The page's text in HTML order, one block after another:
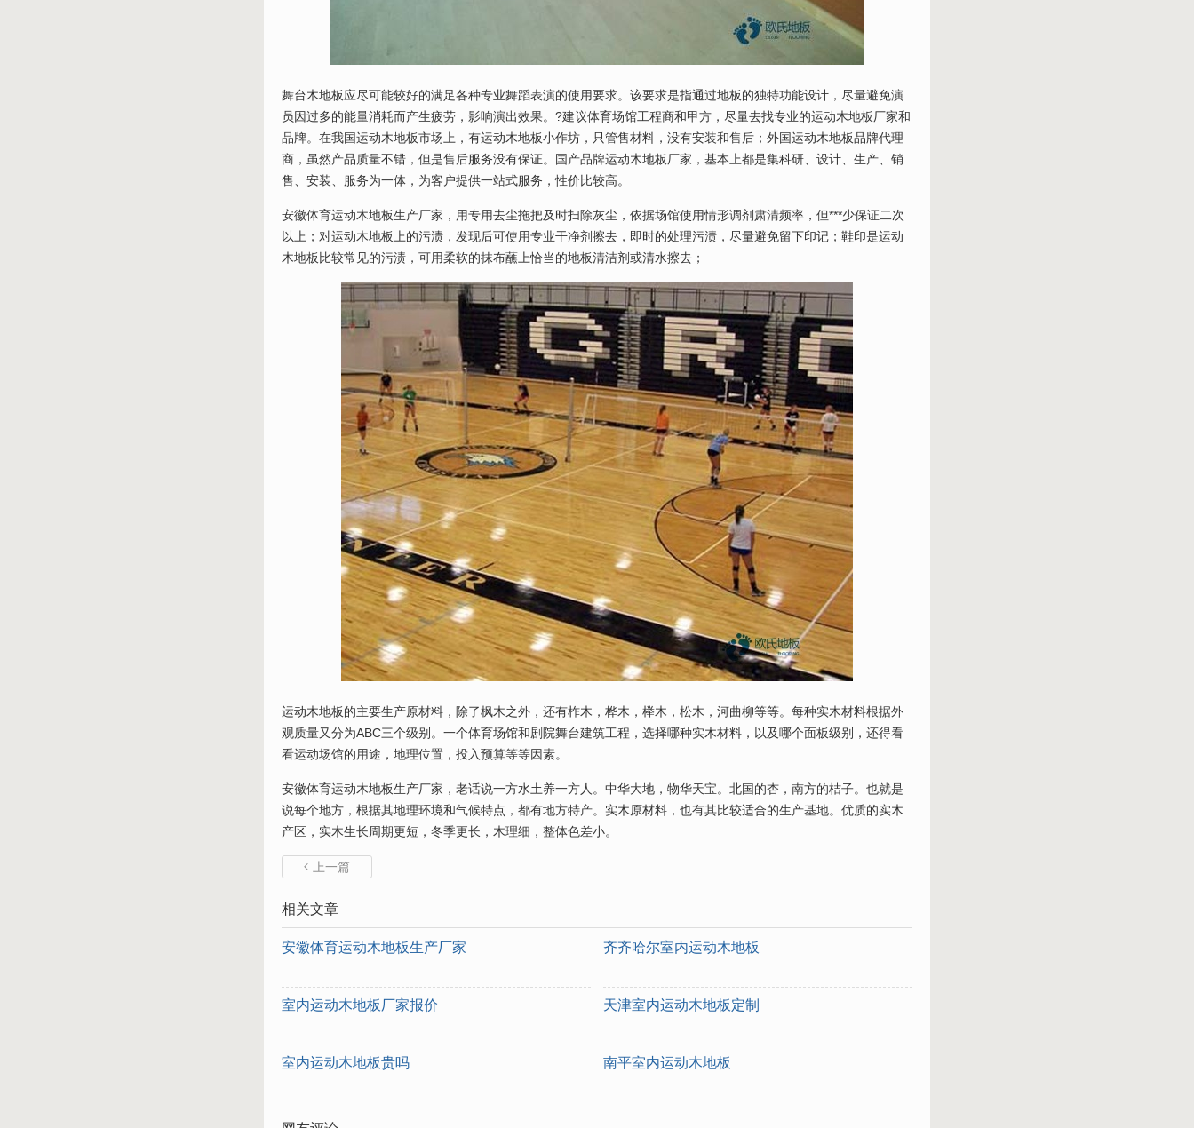
舞台木地板应尽可能较好的满足各种专业舞蹈表演的使用要求。该要求是指通过地板的独特功能设计，尽量避免演
员因过多的能量消耗而产生疲劳，影响演出效果。?建议体育场馆工程商和甲方，尽量去找专业的运动木地板厂家和
品牌。在我国运动木地板市场上，有运动木地板小作坊，只管售材料，没有安装和售后；外国运动木地板品牌代理
商，虽然产品质量不错，但是售后服务没有保证。国产品牌运动木地板厂家，基本上都是集科研、设计、生产、销
售、安装、服务为一体，为客户提供一站式服务，性价比较高。
安徽体育运动木地板生产厂家，用专用去尘拖把及时扫除灰尘，依据场馆使用情形调剂肃清频率，但***少保证二次
以上；对运动木地板上的污渍，发现后可使用专业干净剂擦去，即时的处理污渍，尽量避免留下印记；鞋印是运动
木地板比较常见的污渍，可用柔软的抹布蘸上恰当的地板清洁剂或清水擦去；
运动木地板的主要生产原材料，除了枫木之外，还有柞木，桦木，榉木，松木，河曲柳等等。每种实木材料根据外
观质量又分为ABC三个级别。一个体育场馆和剧院舞台建筑工程，选择哪种实木材料，以及哪个面板级别，还得看
看运动场馆的用途，地理位置，投入预算等等因素。
安徽体育运动木地板生产厂家，老话说一方水土养一方人。中华大地，物华天宝。北国的杏，南方的桔子。也就是
说每个地方，根据其地理环境和气候特点，都有地方特产。实木原材料，也有其比较适合的生产基地。优质的实木
产区，实木生长周期更短，冬季更长，木理细，整体色差小。
 上一篇
相关文章
安徽体育运动木地板生产厂家 齐齐哈尔室内运动木地板
室内运动木地板厂家报价 天津室内运动木地板定制
室内运动木地板贵吗 南平室内运动木地板